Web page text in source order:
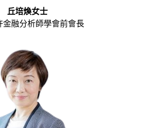
丘培煥女士
金融分析師學會前會長